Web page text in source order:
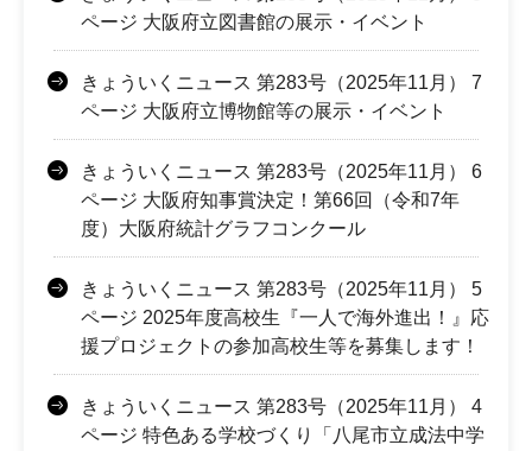
ページ 大阪府立図書館の展示・イベント
きょういくニュース 第283号（2025年11月） 7
ページ 大阪府立博物館等の展示・イベント
きょういくニュース 第283号（2025年11月） 6
ページ 大阪府知事賞決定！第66回（令和7年
度）大阪府統計グラフコンクール
きょういくニュース 第283号（2025年11月） 5
ページ 2025年度高校生『一人で海外進出！』応
援プロジェクトの参加高校生等を募集します！
きょういくニュース 第283号（2025年11月） 4
ページ 特色ある学校づくり「八尾市立成法中学